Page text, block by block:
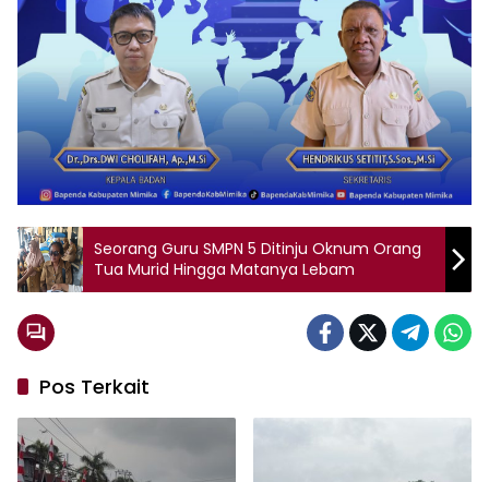
Seorang Guru SMPN 5 Ditinju Oknum Orang
Tua Murid Hingga Matanya Lebam
Pos Terkait